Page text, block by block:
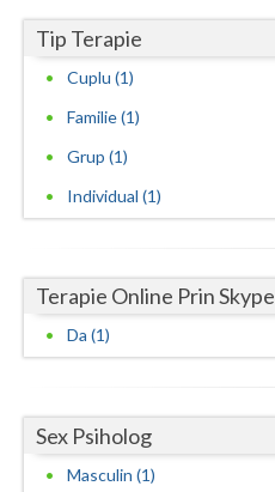
Vaslui
Vrancea
Tip Terapie
Cuplu (1)
Familie (1)
Grup (1)
Individual (1)
Terapie Online Prin Skype
Da (1)
Sex Psiholog
Masculin (1)